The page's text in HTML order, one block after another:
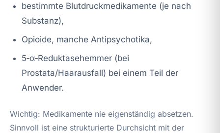
bestimmte Blutdruckmedikamente (je nach
Substanz),
Opioide, manche Antipsychotika,
5‑α‑Reduktasehemmer (bei
Prostata/Haarausfall) bei einem Teil der
Anwender.
Wichtig: Medikamente nie eigenständig absetzen.
Sinnvoll ist eine strukturierte Durchsicht mit der